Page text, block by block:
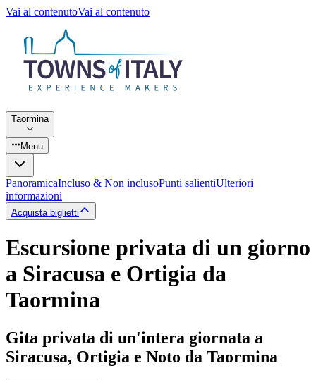
Vai al contenutoVai al contenuto
Taormina
Menu
PanoramicaIncluso & Non inclusoPunti salientiUlteriori
informazioni
Acquista biglietti
Escursione privata di un giorno
a Siracusa e Ortigia da
Taormina
Gita privata di un'intera giornata a
Siracusa, Ortigia e Noto da Taormina